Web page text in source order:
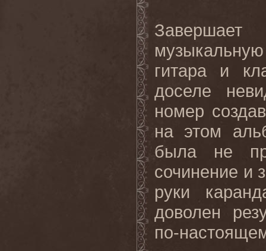
гитара и
доселе
номер
на этом
была не
сочинение и
руки
доволен
по-